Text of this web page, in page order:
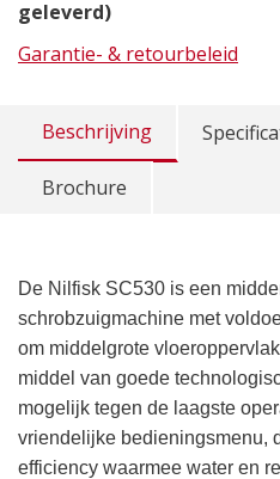
geleverd)
Garantie- & retourbeleid
Beschrijving
Brochure
De Nilfisk SC530 is een
schrobzuigmachine met
om middelgrote
middel van goede
mogelijk tegen de laagste
vriendelijke bedieningsmenu,
efficiency waarmee water en